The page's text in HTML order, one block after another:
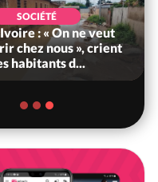
SOCIÉTÉ
: « On ne veut
chez nous », crient
habitants d...